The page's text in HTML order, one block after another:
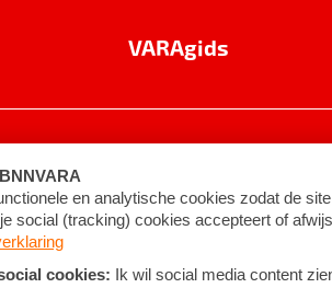
VARAgids
voorwaarden ©2026BNNVARA